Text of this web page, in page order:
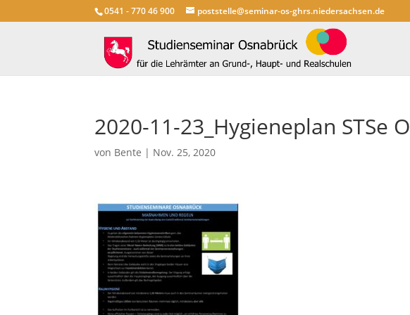
0541 - 770 46 900 poststelle@seminar-os-ghrs.niedersachsen.de
2020-11-23_Hygieneplan STSe
von Bente | Nov. 25, 2020